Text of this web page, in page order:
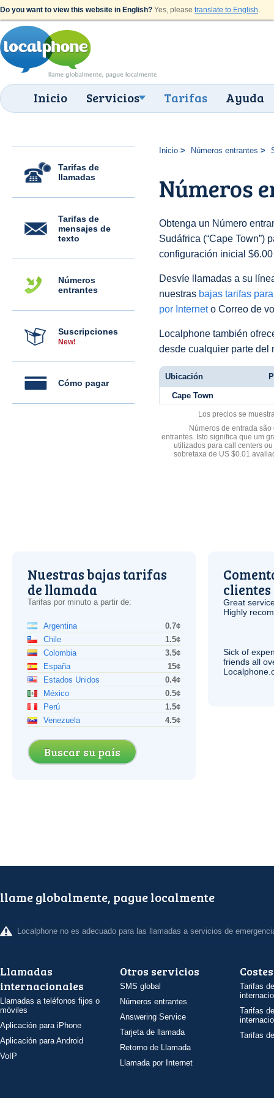
Do you want to view this website in English? Yes, please translate to English.
Inicio Servicios Tarifas Ayuda
Tarifas de
llamadas
Tarifas de
mensajes de
texto
Números
entrantes
Suscripciones
New!
Cómo pagar
Inicio Números entrantes
Números
Obtenga un Número
Sudáfrica (“Cape Town”)
configuración inicial
Desvíe llamadas a su
nuestras bajas tarifas
por Interneto Correo de
Localphone también
desde cualquier parte del
Ubicación
Cape Town
Los precios se
Números de entrada
entrantes. Isto significa que um
utilizados para call centers
sobretaxa de US $0.01
Nuestras bajas tarifas
de llamada
Tarifas por minuto a partir de:
Argentina
0.7¢
Chile
1.5¢
Colombia
3.5¢
España
15¢
Estados Unidos
0.4¢
México
0.5¢
Perú
1.5¢
Venezuela
4.5¢
Buscar su país
clientes
Great
Highly
Sick of
friends all
llame globalmente, pague localmente
Localphone no es adecuado para las llamadas a servicios de
Llamadas
internacionales
Llamadas a teléfonos fijos o
móviles
Aplicación para iPhone
Aplicación para Android
VoIP
Otros servicios
SMS global
Números entrantes
Answering Service
Tarjeta de llamada
Retorno de Llamada
Llamada por Internet
Costes
Tarifas
Tarifas
Tarifas